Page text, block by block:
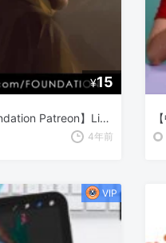
¥15
【中英双字】【Foundation Patreon】Lixin Yin 数字绘画：头部研究
4年前